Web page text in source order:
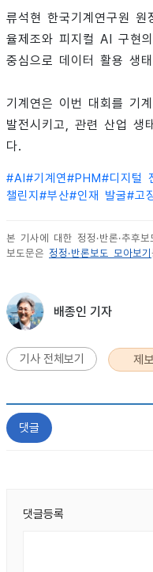
류석현 한국기계연구원
율제조와 피지컬 AI 구현
중심으로 데이터 활용 생
기계연은 이번 대회를 기
발전시키고, 관련 산업 생
다.
#AI #기계연#PHM#디지털
챌린지 #부산#인재 발굴#고
본 기사에 대한 정정·반론·추후
보도문은 정정·반론보도 모아보기
배종인 기자
기사 전체보기 제
댓글
댓글등록